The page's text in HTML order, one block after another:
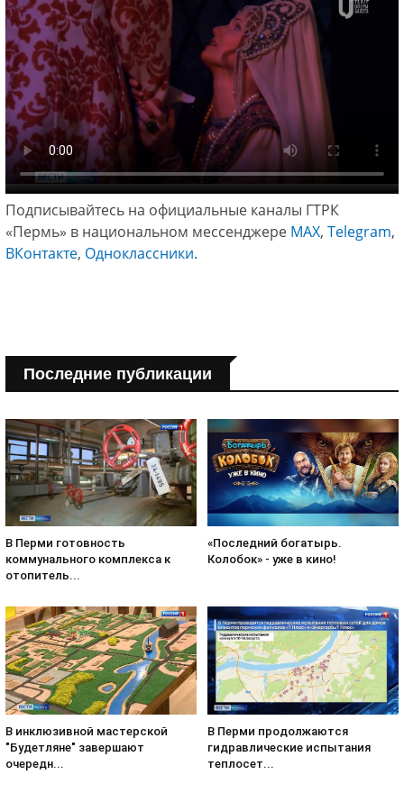
Подписывайтесь на официальные каналы ГТРК
«Пермь» в национальном мессенджере МАХ, Telegram,
ВКонтакте, Одноклассники.
Последние публикации
В Перми готовность
коммунального комплекса к
отопитель...
«Последний богатырь.
Колобок» - уже в кино!
В инклюзивной мастерской
"Будетляне" завершают
очередн...
В Перми продолжаются
гидравлические испытания
теплосет...